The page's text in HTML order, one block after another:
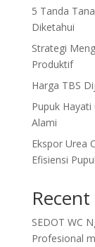
5 Tanda
Diketahui
Strategi
Produktif
Harga TBS
Pupuk
Alami
Ekspor Urea
Efisiensi
SEDOT WC
Profesional